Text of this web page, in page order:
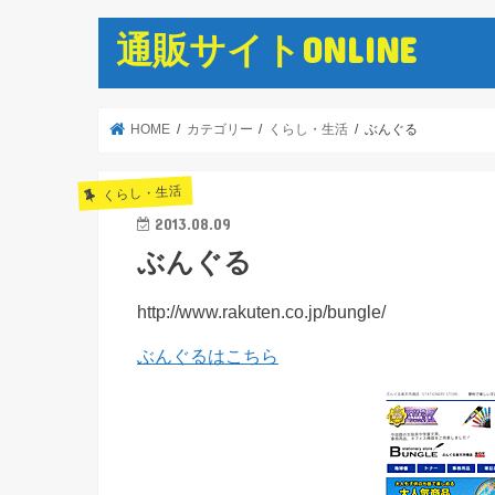
通販サイトONLINE
HOME カテゴリー くらし・生活 ぶんぐる
くらし・生活
2013.08.09
ぶんぐる
http://www.rakuten.co.jp/bungle/
ぶんぐるはこちら